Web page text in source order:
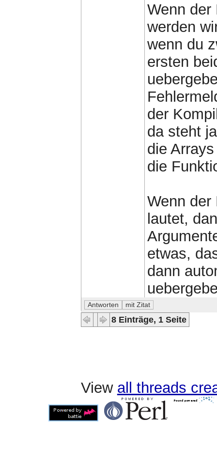
Wenn
werden
wenn du
ersten
der
da steht
die
die
Wenn
lautet,
etwas,
dann
8 Einträge, 1 Seite
View all threads